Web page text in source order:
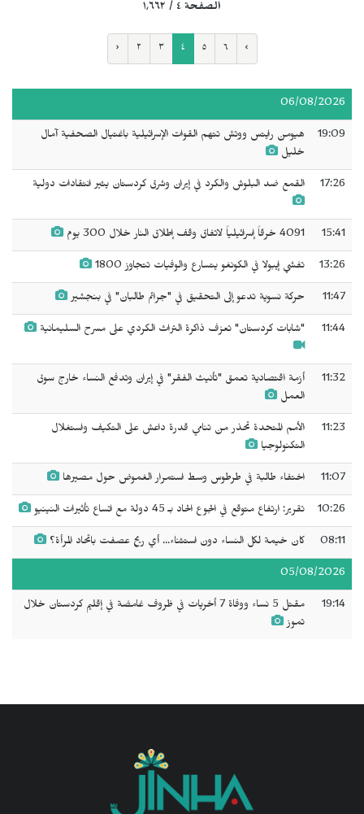
الصفحة ٤ / ١٬٦٦٢
‹ ٢ ٣ ٤ ٥ ٦ ›
06/08/2026
19:09
هيومن رايتس ووتش تتهم القوات الإسرائيلية باغتيال الصحفية آمال
خليل
17:26 القمع ضد البلوش والكرد في إيران وشرق كردستان يثير انتقادات دولية
15:41 4091 خرقاً إسرائيلياً لاتفاق وقف إطلاق النار خلال 300 يوم
13:26 تفشي إيبولا في الكونغو يتسارع والوفيات تتجاوز 1800
11:47 حركة نسوية تدعو إلى التحقيق في "جرائم طالبان" في بنجشير
11:44 "شابات كردستان" تعزف ذاكرة التراث الكردي على مسرح السليمانية
11:32
أزمة اقتصادية تعمق "تأنيث الفقر" في إيران وتدفع النساء خارج سوق
العمل
11:23
الأمم المتحدة تحذر من تنامي قدرة داعش على التكيف واستغلال
التكنولوجيا
11:07 اختفاء طالبة في طرطوس وسط استمرار الغموض حول مصيرها
10:26 تقرير: ارتفاع متوقع في الجوع الحاد بـ 45 دولة مع اتساع تأثيرات النينيو
08:11 كان خيمة لكل النساء دون استثناء... أي ريح عصفت باتحاد المرأة؟
05/08/2026
19:14
مقتل 5 نساء ووفاة 7 أخريات في ظروف غامضة في إقليم كردستان خلال
تموز